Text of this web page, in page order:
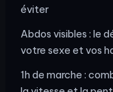
éviter
Abdos visibles : le
votre sexe et vos
1h de marche :